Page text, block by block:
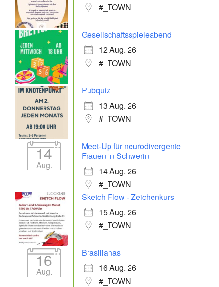
#_TOWN
Gesellschaftsspieleabend
12 Aug. 26
#_TOWN
Pubquiz
13 Aug. 26
#_TOWN
14
Aug.
Meet-Up für neurodivergente
Frauen in Schwerin
14 Aug. 26
#_TOWN
Sketch Flow - Zeichenkurs
15 Aug. 26
#_TOWN
16
Aug.
Brasilianas
16 Aug. 26
#_TOWN